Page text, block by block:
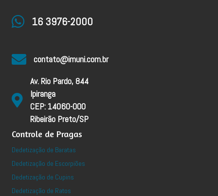
16 3976-2000
contato@imuni.com.br
Av. Rio Pardo, 844
Ipiranga
CEP: 14060-000
Ribeirão Preto/SP
Controle de Pragas
Dedetização de Baratas
Dedetização de Escorpiões
Dedetização de Cupins
Dedetização de Ratos